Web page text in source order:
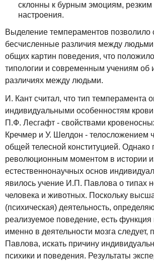
склонны к бурным эмоциям,
настроения.
Выделение темпераментов позволило
бесчисленные различия между людьми
общих картин поведения, что
типологии и современным учениям об
различиях между людьми.
И. Кант считал, что тип темперамента
индивидуальными особенностям
П.Ф. Лесгафт - свойствами
Кречмер и У. Шелдон - телосложением
общей телесной конституцией. Однако
революционным моментом в истории
естественнонаучных основ
явилось учение И.П. Павлова о типах
человека и животных. Поскольку
(психическая) деятельность,
реализуемое поведение, есть функция
именно в деятельности мозга следует,
Павлова, искать причину
психики и поведения. Результаты